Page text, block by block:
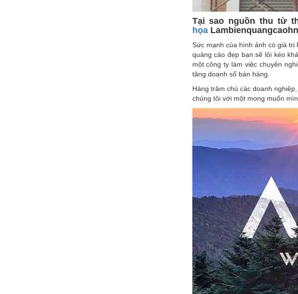
Tại sao nguồn thu từ
họa
Sức mạnh của hình ảnh có giá
quảng cáo đẹp bạn sẽ lôi kéo
một công ty làm việc chuyên
tăng doanh số bán hàng.
Hàng trăm chủ các doanh
chúng tôi với một mong muốn